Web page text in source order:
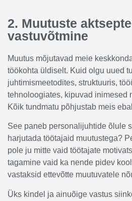
2. Muutuste
vastuvõtmine
Muutus mõjutavad meie
töökohta üldiselt. Kuid olgu uued
juhtimismeetodites, struktuuris,
tehnoloogiates, kipuvad inimesed
Kõik tundmatu põhjustab meis
See paneb personalijuhtide õlule
harjutada töötajaid muutustega?
pole ju mitte vaid töötajate
tagamine vaid ka nende pidev
vastaksid ettevõtte muutuvatele
Üks kindel ja ainuõige vastus